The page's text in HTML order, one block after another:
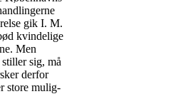
gik I. M.
kvindelige
Men
sig, må
derfor
store mulig-